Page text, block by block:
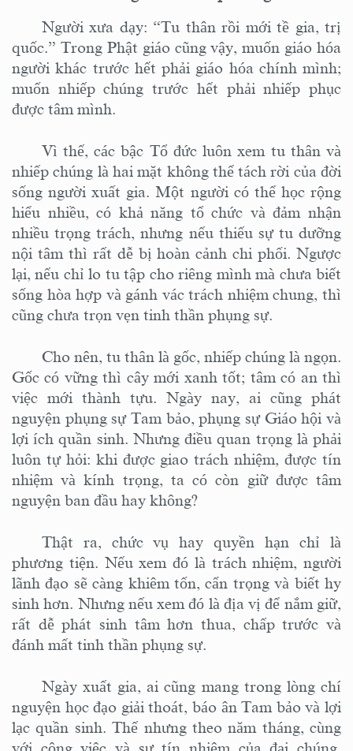
Người xưa dạy: “Tu thân rồi mới tề gia, trị
quốc.” Trong Phật giáo cũng vậy, muốn giáo hóa
người khác trước hết phải giáo hóa chính mình;
muốn nhiếp chúng trước hết phải nhiếp phục
được tâm mình.
Vì thế, các bậc Tổ đức luôn xem tu thân và
nhiếp chúng là hai mặt không thể tách rời của đời
sống người xuất gia. Một người có thể học rộng
hiểu nhiều, có khả năng tổ chức và đảm nhận
nhiều trọng trách, nhưng nếu thiếu sự tu dưỡng
nội tâm thì rất dễ bị hoàn cảnh chi phối. Ngược
lại, nếu chỉ lo tu tập cho riêng mình mà chưa biết
sống hòa hợp và gánh vác trách nhiệm chung, thì
cũng chưa trọn vẹn tinh thần phụng sự.
Cho nên, tu thân là gốc, nhiếp chúng là ngọn.
Gốc có vững thì cây mới xanh tốt; tâm có an thì
việc mới thành tựu. Ngày nay, ai cũng phát
nguyện phụng sự Tam bảo, phụng sự Giáo hội và
lợi ích quần sinh. Nhưng điều quan trọng là phải
luôn tự hỏi: khi được giao trách nhiệm, được tín
nhiệm và kính trọng, ta có còn giữ được tâm
nguyện ban đầu hay không?
Thật ra, chức vụ hay quyền hạn chỉ là
phương tiện. Nếu xem đó là trách nhiệm, người
lãnh đạo sẽ càng khiêm tốn, cẩn trọng và biết hy
sinh hơn. Nhưng nếu xem đó là địa vị để nắm giữ,
rất dễ phát sinh tâm hơn thua, chấp trước và
đánh mất tinh thần phụng sự.
Ngày xuất gia, ai cũng mang trong lòng chí
nguyện học đạo giải thoát, báo ân Tam bảo và lợi
lạc quần sinh. Thế nhưng theo năm tháng, cùng